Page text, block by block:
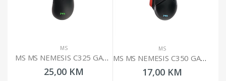
MS
MS MS NEMESIS C325 GAMING MIŠ
25,00 KM
MS
MS MS NEMESIS C350 GAMING MIŠ
17,00 KM